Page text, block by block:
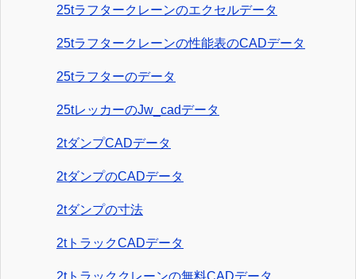
25tラフタークレーンのエクセルデータ
25tラフタークレーンの性能表のCADデータ
25tラフターのデータ
25tレッカーのJw_cadデータ
2tダンプCADデータ
2tダンプのCADデータ
2tダンプの寸法
2tトラックCADデータ